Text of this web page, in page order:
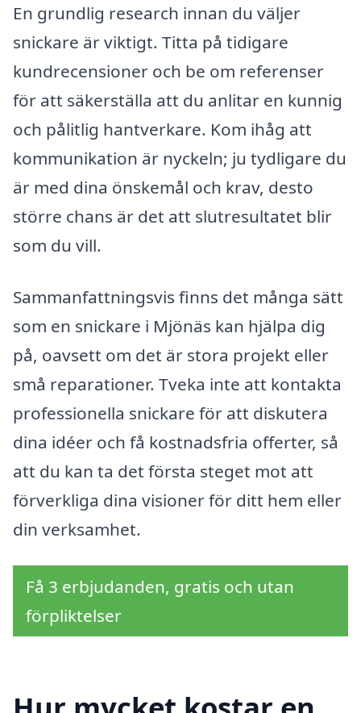
En grundlig research innan du väljer
snickare är viktigt. Titta på tidigare
kundrecensioner och be om referenser
för att säkerställa att du anlitar en kunnig
och pålitlig hantverkare. Kom ihåg att
kommunikation är nyckeln; ju tydligare du
är med dina önskemål och krav, desto
större chans är det att slutresultatet blir
som du vill.
Sammanfattningsvis finns det många sätt
som en snickare i Mjönäs kan hjälpa dig
på, oavsett om det är stora projekt eller
små reparationer. Tveka inte att kontakta
professionella snickare för att diskutera
dina idéer och få kostnadsfria offerter, så
att du kan ta det första steget mot att
förverkliga dina visioner för ditt hem eller
din verksamhet.
Få 3 erbjudanden, gratis och utan
förpliktelser